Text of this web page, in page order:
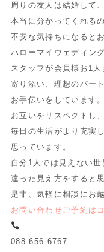
周りの友人は結婚して
本当に分かってくれる
不安な気持ちになると
ハローマイウェディン
スタッフが会員様お1
寄り添い、理想のパー
お手伝いをしています。
お互いをリスペクトし
毎日の生活がより充実
思っています。
自分1人では見えない
違った見え方をすると
是非、気軽に相談にお
お問い合わせご予約は
088-656-6767